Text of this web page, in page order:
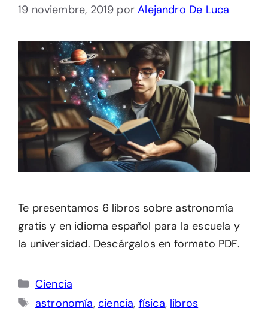
19 noviembre, 2019 porAlejandro De Luca
Te presentamos 6 libros sobre astronomía
gratis y en idioma español para la escuela y
la universidad. Descárgalos en formato PDF.
Categorías
Ciencia
Etiquetas
astronomía, ciencia, física, libros